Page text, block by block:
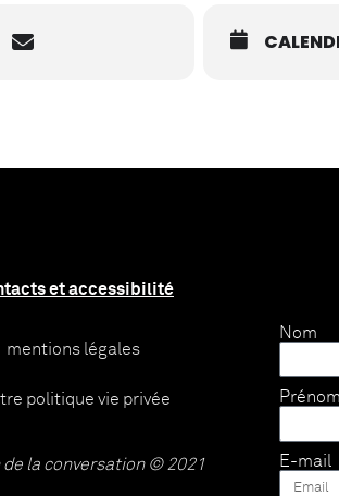
et accessibilité
mentions légales
politique vie privée
de la conversation © 2021
Nom
Prénom
E-mail